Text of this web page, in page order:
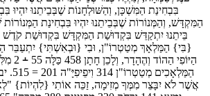
בִּבְחִינַת הַמִּשְׁכָּן, וְהַשּׁוּלְחָנוֹת שֶׁבְּבֵיתֵנוּ יִהְיוּ
הַמִּקְדָּשׁ, וְהַמְּנוֹרוֹת שֶׁבְּבֵיתֵנוּ יִהְיוּ בִּבְחִינַת
בֵּיתֵנוּ יִתְקַדֵּשׁ בִּקְדוּשַׁת הַמִּקְדָּשׁ בִּקְדוּשַׁת קֹדֶשׁ
{בִּי} הַמַּלְאָךְ מְטַטְרוֹ"ן, וּבִי {וּבְאִשְׁתִּי} יִתְעַבֵּר